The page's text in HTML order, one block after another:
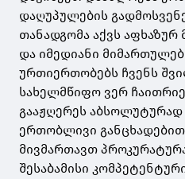
დაღუპულების
თანადგომა აქვს აფხაზურ
და იმედიანი
ურთიერთობებს ჩვენს
სახელმწიფო ვერ
გააჟღერეს
ერთობლივი
მივმართავთ
შესაბამისი